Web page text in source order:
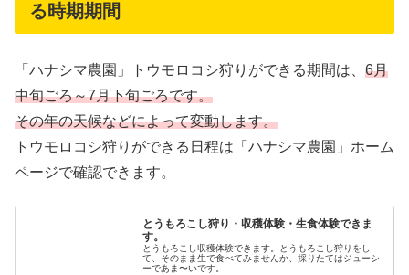
る時期期間
「ハナシマ農園」トウモロコシ狩りができる期間は、 6月
中旬ごろ～7月下旬ごろです。
その年の天候などによって変動します。
トウモロコシ狩りができる日程は「ハナシマ農園」ホーム
ページで確認できます。
とうもろこし狩り・収穫体験・生食体験できま
す。
とうもろこし収穫体験できます。とうもろこし狩りをし
て、そのまま生で食べてみませんか、採りたてはジューシ
ーであま〜いです。